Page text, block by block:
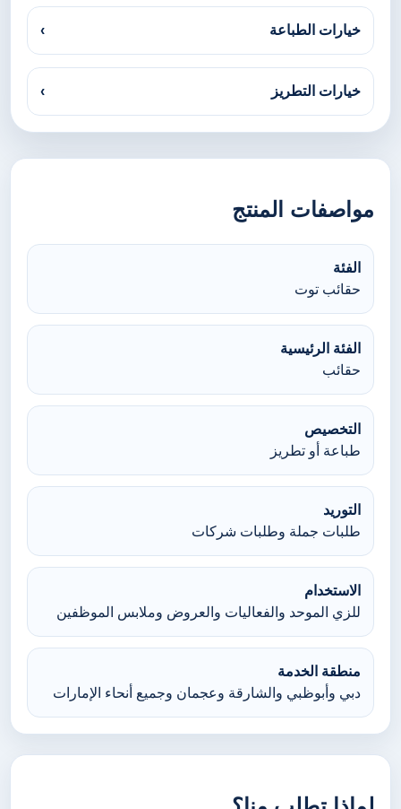
خيارات الطباعة ›
خيارات التطريز ›
مواصفات المنتج
الفئة
حقائب توت
الفئة الرئيسية
حقائب
التخصيص
طباعة أو تطريز
التوريد
طلبات جملة وطلبات شركات
الاستخدام
للزي الموحد والفعاليات والعروض وملابس الموظفين
منطقة الخدمة
دبي وأبوظبي والشارقة وعجمان وجميع أنحاء الإمارات